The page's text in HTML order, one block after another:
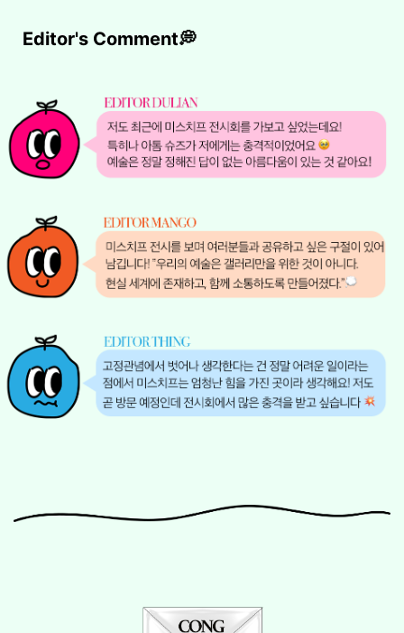
Editor's Comment💭